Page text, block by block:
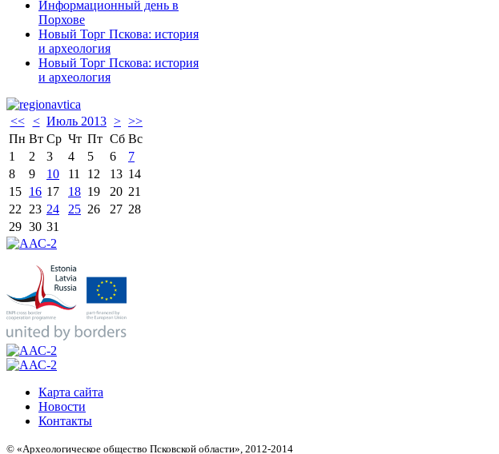
Информационный день в
Порхове
Новый Торг Пскова: история
и археология
Новый Торг Пскова: история
и археология
<< < Июль 2013 > >>
Пн Вт Ср Чт Пт Сб Вс
1
2 3 4 5 6
7
8
9 10 11 12 13 14
15 16 17 18 19 20 21
22
23 24 25 26 27 28
29 30 31
Карта сайта
Новости
Контакты
© «Археологическое общество Псковской области», 2012-2014